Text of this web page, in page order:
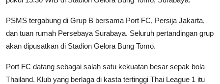
PSMS tergabung di Grup B bersama Port FC, Persija Jakarta,
dan tuan rumah Persebaya Surabaya. Seluruh pertandingan grup
akan dipusatkan di Stadion Gelora Bung Tomo.
Port FC datang sebagai salah satu kekuatan besar sepak bola
Thailand. Klub yang berlaga di kasta tertinggi Thai League 1 itu